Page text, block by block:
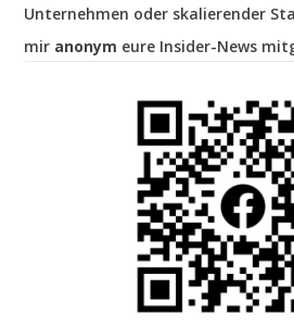
Unternehmen oder skalierender
mir anonym eure Insider-News